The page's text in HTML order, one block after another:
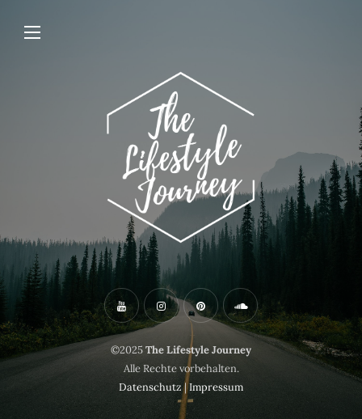
©2025The Lifestyle Journey
Alle Rechte vorbehalten.
Datenschutz|Impressum